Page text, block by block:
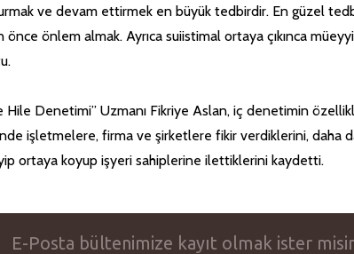
ve devam ettirmek en büyük tedbirdir. En güzel
önce önlem almak. Ayrıca suiistimal ortaya çıkınca
Hile Denetimi” Uzmanı Fikriye Aslan, iç denetimin
işletmelere, firma ve şirketlere fikir verdiklerini, daha
ortaya koyup işyeri sahiplerine ilettiklerini kaydetti.
E-Posta bültenimize kayıt olmak ister